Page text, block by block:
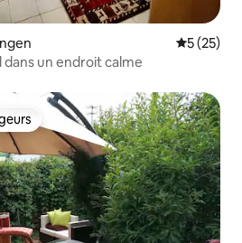
5 (25)
un endroit calme
les plus appréciés